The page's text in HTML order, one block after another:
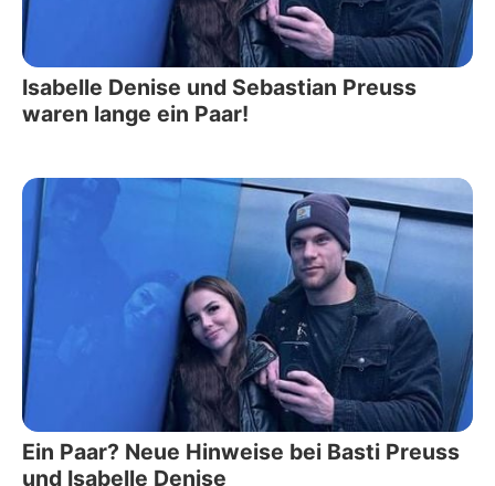
Isabelle Denise und Sebastian Preuss
waren lange ein Paar!
Ein Paar? Neue Hinweise bei Basti Preuss
und Isabelle Denise